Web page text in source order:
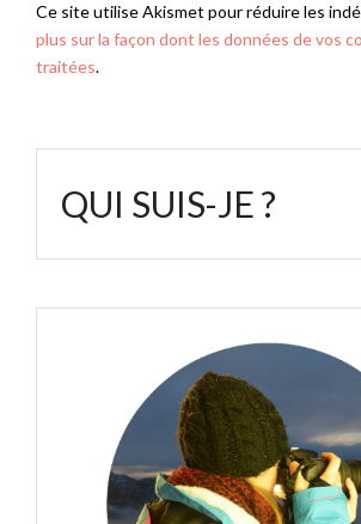
Ce site utilise Akismet pour réduire les
plus sur la façon dont les données de vos
traitées.
QUI SUIS-JE ?